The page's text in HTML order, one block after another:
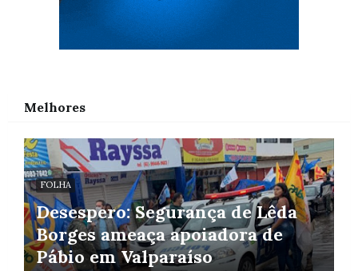
Melhores
FOLHA
Desespero: Segurança de Lêda
Borges ameaça apoiadora de
Pábio em Valparaíso